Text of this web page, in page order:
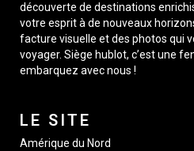
découverte de destinations
votre esprit à de nouveaux
facture visuelle et des photos qui
voyager. Siège hublot, c’est une
embarquez avec nous !
LE SITE
Amérique du Nord